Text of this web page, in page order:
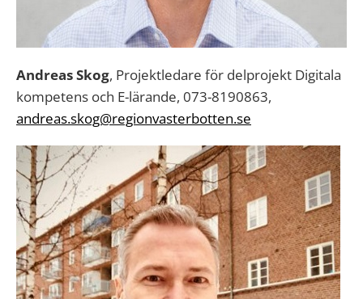
Andreas Skog, Projektledare för delprojekt Digitala
kompetens och E-lärande, 073-8190863,
andreas.skog@regionvasterbotten.se